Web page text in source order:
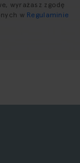
wyrażasz zgodę
w Regulaminie